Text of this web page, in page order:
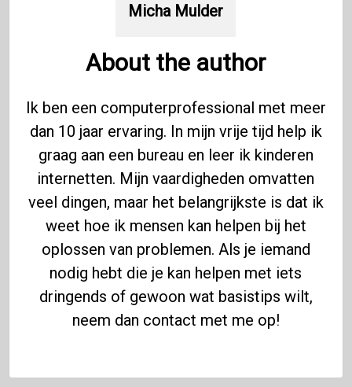
Micha Mulder
About the author
Ik ben een computerprofessional met meer
dan 10 jaar ervaring. In mijn vrije tijd help ik
graag aan een bureau en leer ik kinderen
internetten. Mijn vaardigheden omvatten
veel dingen, maar het belangrijkste is dat ik
weet hoe ik mensen kan helpen bij het
oplossen van problemen. Als je iemand
nodig hebt die je kan helpen met iets
dringends of gewoon wat basistips wilt,
neem dan contact met me op!